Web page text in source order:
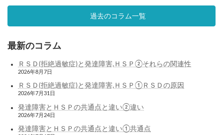
過去のコラム一覧
最新のコラム
ＲＳＤ(拒絶過敏症)と発達障害,ＨＳＰ②それらの関連性
2026年8月7日
ＲＳＤ(拒絶過敏症)と発達障害,ＨＳＰ①ＲＳＤの原因
2026年7月31日
発達障害とＨＳＰの共通点と違い②違い
2026年7月24日
発達障害とＨＳＰの共通点と違い①共通点